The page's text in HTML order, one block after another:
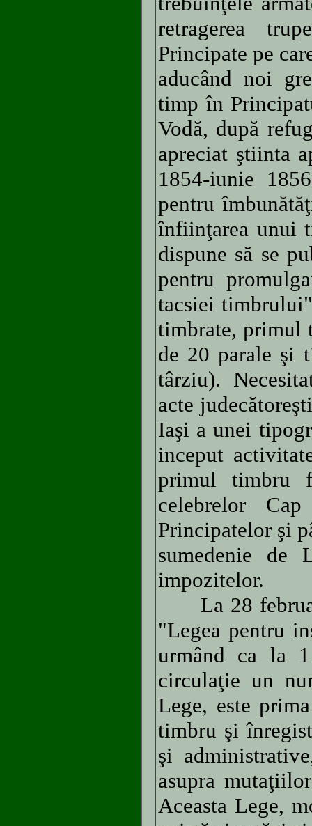
retragerea
Principate pe
aducând noi
timp în
Vodă, după
apreciat ştiinta
1854-iunie
pentru
înfiinţarea unui
dispune să se
pentru
tacsiei
timbrate, primul
de 20 parale şi
târziu).
acte
Iaşi a unei
inceput
primul timbru
celebrelor
Principatelor şi
sumedenie de
impozitelor.
La 28
"Legea pentru
urmând ca la
circulaţie un
Lege, este
timbru şi
şi
asupra
Aceasta Lege,